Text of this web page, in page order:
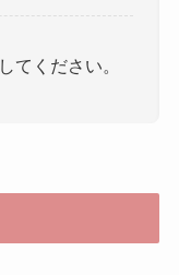
してください。